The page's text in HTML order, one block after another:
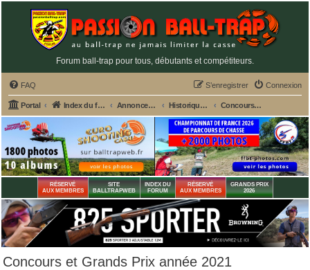
Forum ball-trap pour tous, débutants et compétiteurs.
FAQ Connexion
S’enregistrer
Portal Index du forum Annonces GRATUITES PASSION BALL-TRAP Historiques des annonces CONCOURS, GP des stands Concours et Grands Prix année 2021
RÉSERVÉ
AUX MEMBRES
SITE
BALLTRAPWEB
INDEX DU
FORUM
RÉSERVÉ
AUX MEMBRES
GRANDS PRIX
2026
Concours et Grands Prix année 2021